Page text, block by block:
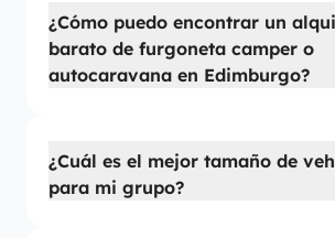
¿Cómo puedo encontrar un
barato de furgoneta camper o
autocaravana en Edimburgo?
¿Cuál es el mejor tamaño de
para mi grupo?